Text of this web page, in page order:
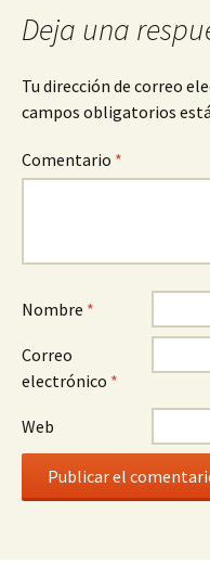
Deja una
Tu dirección de correo
campos obligatorios
Comentario *
Nombre *
Correo
electrónico *
Web